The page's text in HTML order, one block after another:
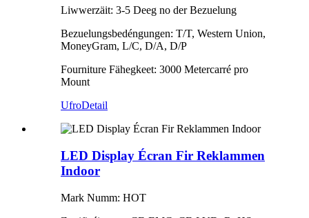
Liwwerzäit: 3-5 Deeg no der Bezuelung
Bezuelungsbedéngungen: T/T, Western Union,
MoneyGram, L/C, D/A, D/P
Fourniture Fähegkeet: 3000 Metercarré pro
Mount
UfroDetail
LED Display Écran Fir Reklammen
Indoor
Mark Numm: HOT